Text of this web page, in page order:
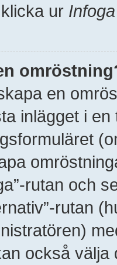
ur
en
inlägget i
rutan och
rutan
också